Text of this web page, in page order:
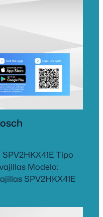
Tipo
Modelo:
SPV2HKX41E